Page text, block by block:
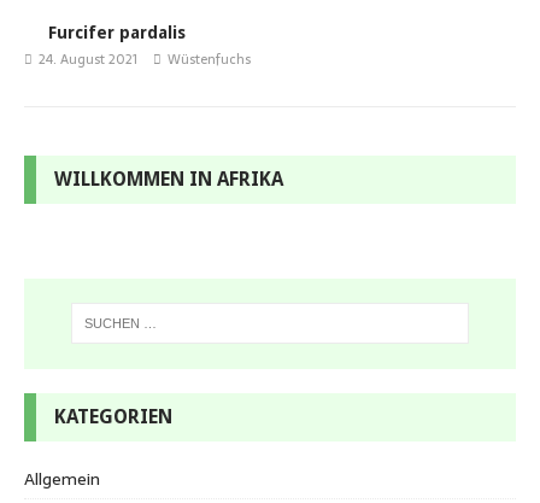
Furcifer pardalis
24. August 2021 Wüstenfuchs
WILLKOMMEN IN AFRIKA
KATEGORIEN
Allgemein